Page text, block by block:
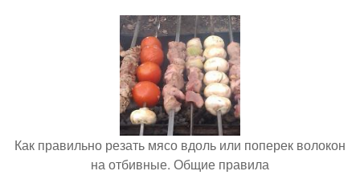
Как правильно резать мясо вдоль или поперек волокон
на отбивные. Общие правила